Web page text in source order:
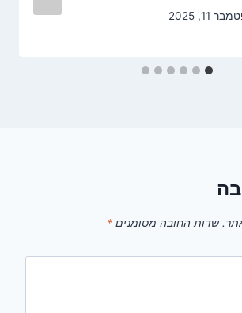
11, 2025
שדות החובה מסומנים *